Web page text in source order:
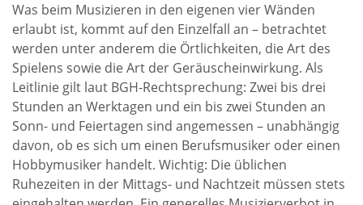
Was beim Musizieren in den eigenen vier Wänden
erlaubt ist, kommt auf den Einzelfall an – betrachtet
werden unter anderem die Örtlichkeiten, die Art des
Spielens sowie die Art der Geräuscheinwirkung. Als
Leitlinie gilt laut BGH-Rechtsprechung: Zwei bis drei
Stunden an Werktagen und ein bis zwei Stunden an
Sonn- und Feiertagen sind angemessen – unabhängig
davon, ob es sich um einen Berufsmusiker oder einen
Hobbymusiker handelt. Wichtig: Die üblichen
Ruhezeiten in der Mittags- und Nachtzeit müssen stets